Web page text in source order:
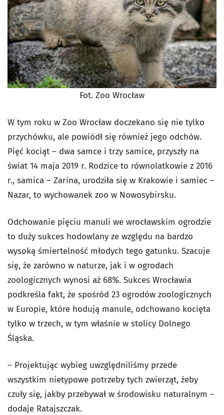
Fot. Zoo Wrocław
W tym roku w Zoo Wrocław doczekano się nie tylko
przychówku, ale powiódł się również jego odchów.
Pięć kociąt – dwa samce i trzy samice, przyszły na
świat 14 maja 2019 r. Rodzice to równolatkowie z 2016
r., samica – Zarina, urodziła się w Krakowie i samiec –
Nazar, to wychowanek zoo w Nowosybirsku.
Odchowanie pięciu manuli we wrocławskim ogrodzie
to duży sukces hodowlany ze względu na bardzo
wysoką śmiertelność młodych tego gatunku. Szacuje
się, że zarówno w naturze, jak i w ogrodach
zoologicznych wynosi aż 68%. Sukces Wrocławia
podkreśla fakt, że spośród 23 ogrodów zoologicznych
w Europie, które hodują manule, odchowano kocięta
tylko w trzech, w tym właśnie w stolicy Dolnego
Śląska.
– Projektując wybieg uwzględniliśmy przede
wszystkim nietypowe potrzeby tych zwierząt, żeby
czuły się, jakby przebywał w środowisku naturalnym –
dodaje Ratajszczak.